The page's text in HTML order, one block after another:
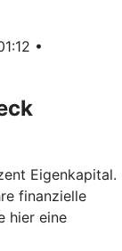
•
Eigenkapital.
finanzielle
hier eine